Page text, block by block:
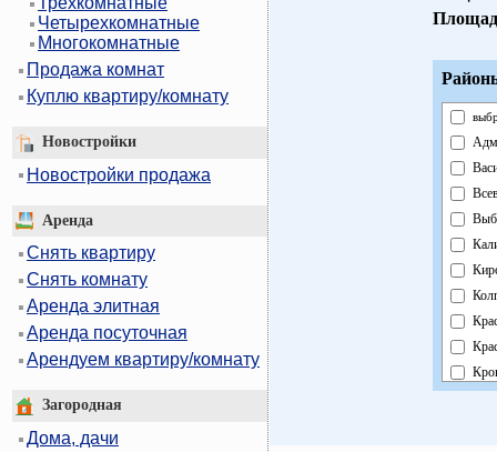
Четырехкомнатные
Многокомнатные
Продажа комнат
Куплю квартиру/комнату
Новостройки
Новостройки продажа
Аренда
Снять квартиру
Снять комнату
Аренда элитная
Аренда посуточная
Арендуем квартиру/комнату
Загородная
Дома, дачи